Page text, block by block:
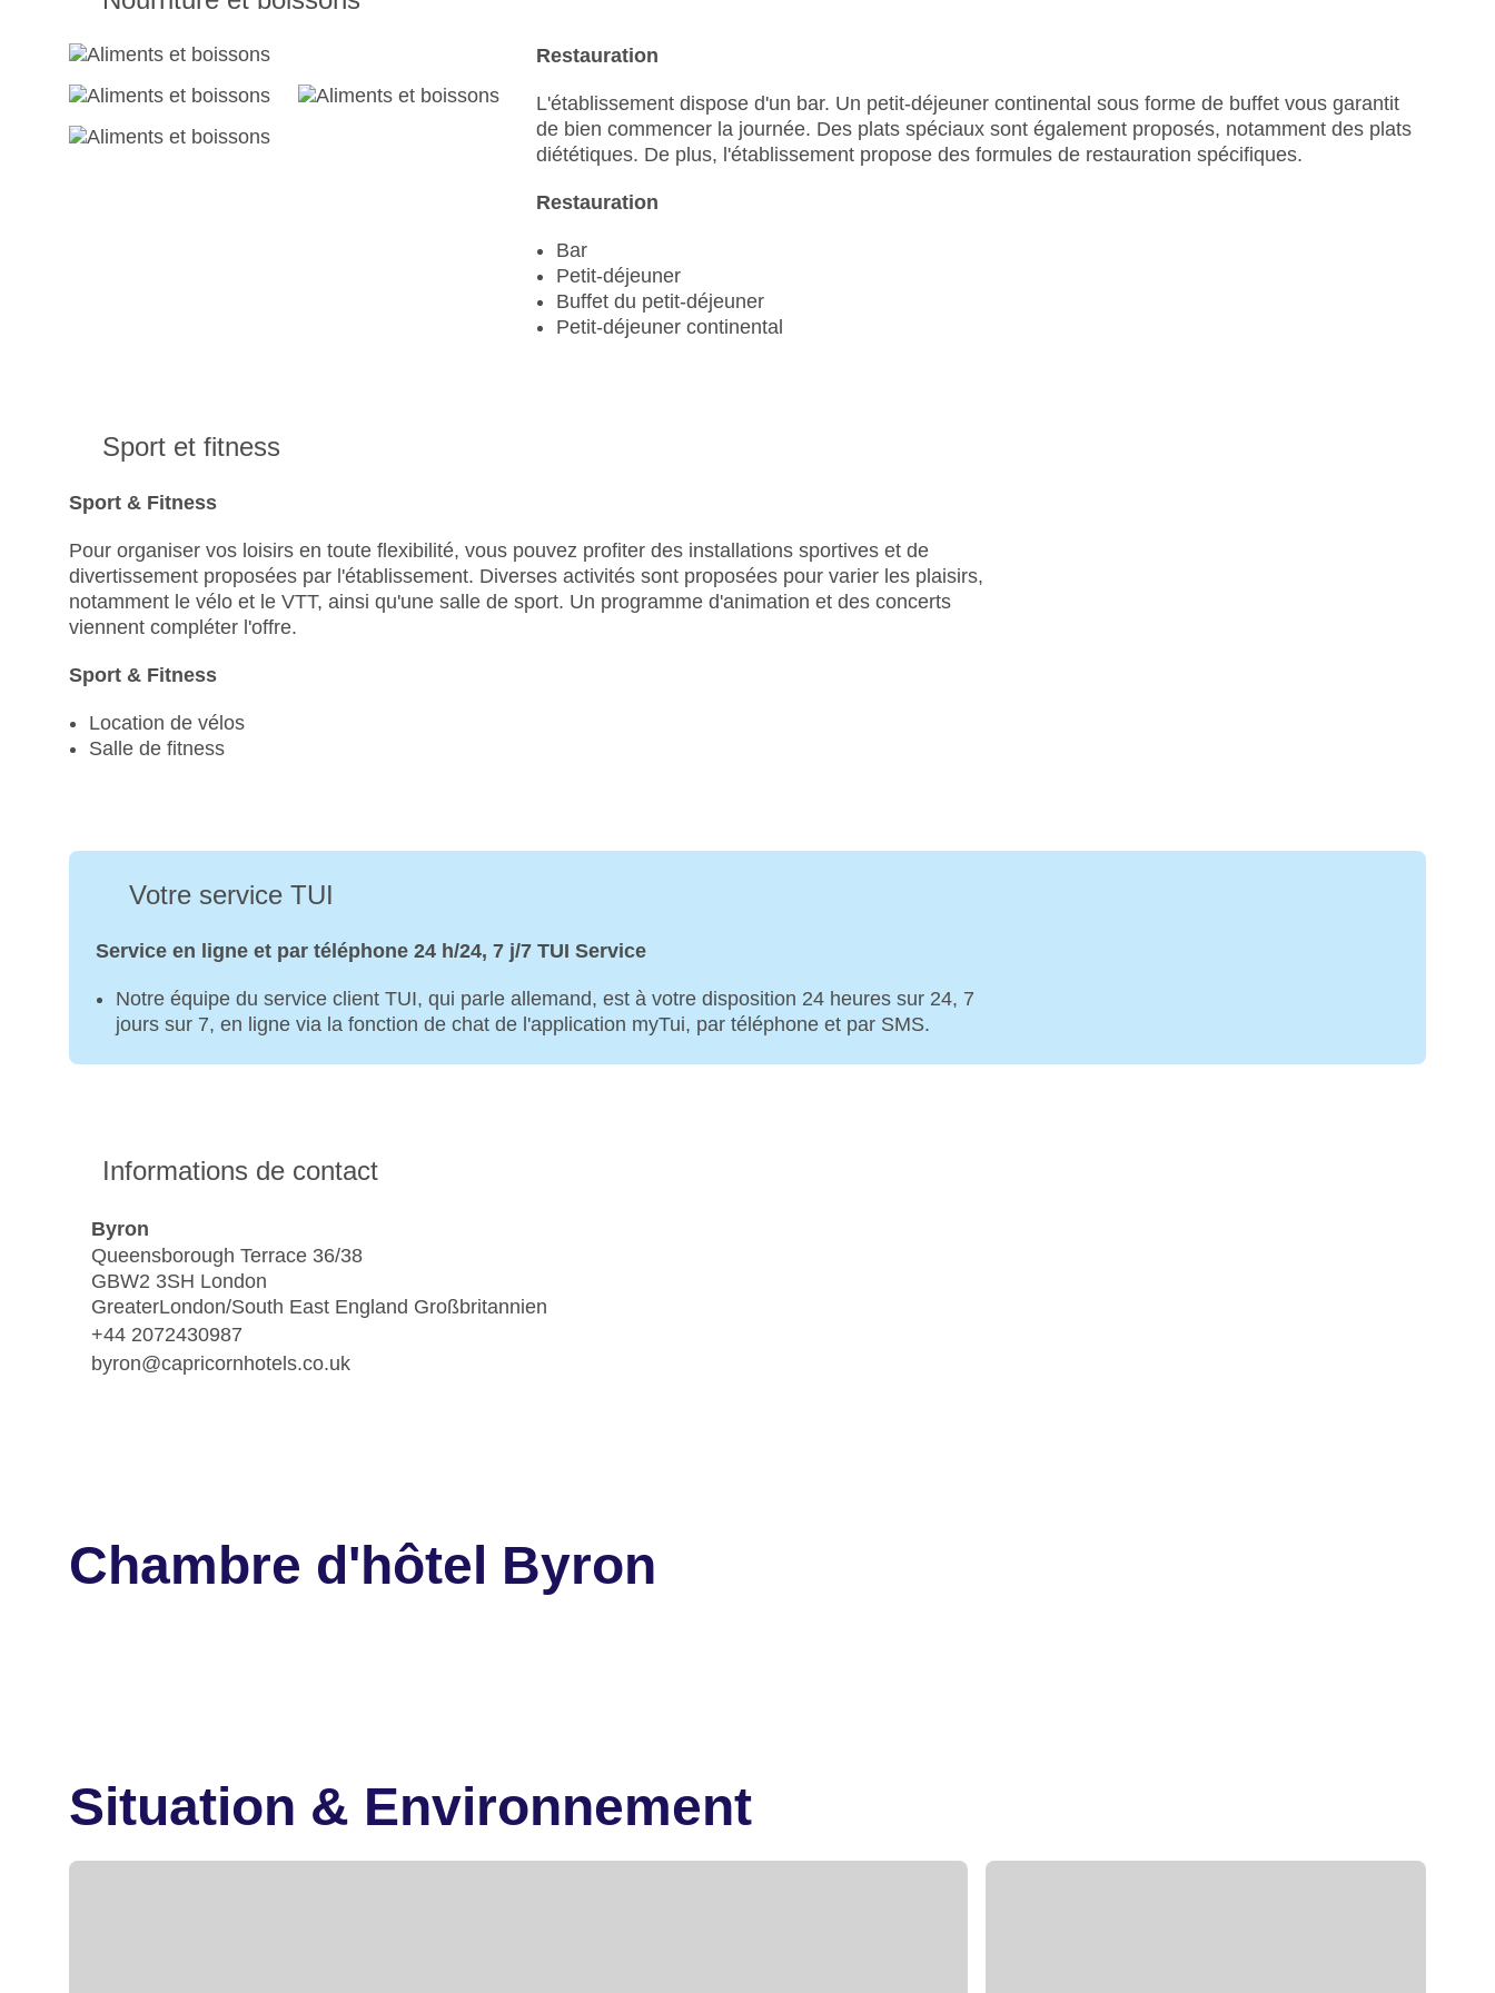
Restauration
L'établissement dispose d'un bar. Un petit-déjeuner continental sous forme de buffet vous garantit
de bien commencer la journée. Des plats spéciaux sont également proposés, notamment des plats
diététiques. De plus, l'établissement propose des formules de restauration spécifiques.
Restauration
Bar
Petit-déjeuner
Buffet du petit-déjeuner
Petit-déjeuner continental
Sport et fitness
Sport & Fitness
Pour organiser vos loisirs en toute flexibilité, vous pouvez profiter des installations sportives et de
divertissement proposées par l'établissement. Diverses activités sont proposées pour varier les plaisirs,
notamment le vélo et le VTT, ainsi qu'une salle de sport. Un programme d'animation et des concerts
viennent compléter l'offre.
Sport & Fitness
Location de vélos
Salle de fitness
Votre service TUI
Service en ligne et par téléphone 24 h/24, 7 j/7 TUI Service
Notre équipe du service client TUI, qui parle allemand, est à votre disposition 24 heures sur 24, 7
jours sur 7, en ligne via la fonction de chat de l'application myTui, par téléphone et par SMS.
Informations de contact
Byron
Queensborough Terrace 36/38
GBW2 3SH London
GreaterLondon/South East England Großbritannien
+44 2072430987
byron@capricornhotels.co.uk
Chambre d'hôtel Byron
Situation & Environnement